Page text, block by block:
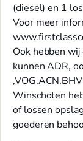
(diesel) en 1
Voor meer
Ook hebben
kunnen ADR,
Winschoten
of lossen
goederen